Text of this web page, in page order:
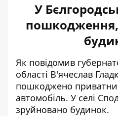
У
Як повідомив
області В'ячеслав
пошкоджено
автомобіль. У селі
зруйновано будинок.